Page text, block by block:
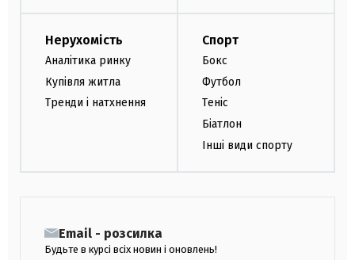
Нерухомість
Аналітика ринку
Купівля житла
Тренди і натхнення
Спорт
Бокс
Футбол
Теніс
Біатлон
Інші види спорту
Email - розсилка
Будьте в курсі всіх новин і оновлень!